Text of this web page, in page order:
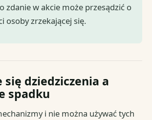
zdanie w akcie może przesądzić o
osoby zrzekającej się.
się dziedziczenia a
spadku
i nie można używać tych